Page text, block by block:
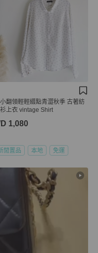
翻領輕輕綴點青澀秋季 古著紡
上衣 vintage Shirt
1,080
閒置品 本地 免運